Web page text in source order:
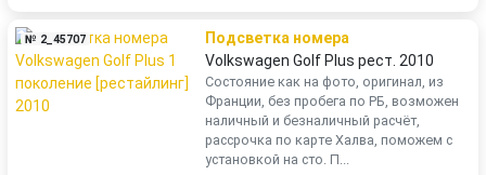
№ 2_45707
Подсветка номера
Volkswagen Golf Plus рест. 2010
Состояние как на фото, оригинал, из
Франции, без пробега по РБ, возможен
наличный и безналичный расчёт,
рассрочка по карте Халва, поможем с
установкой на сто. П...